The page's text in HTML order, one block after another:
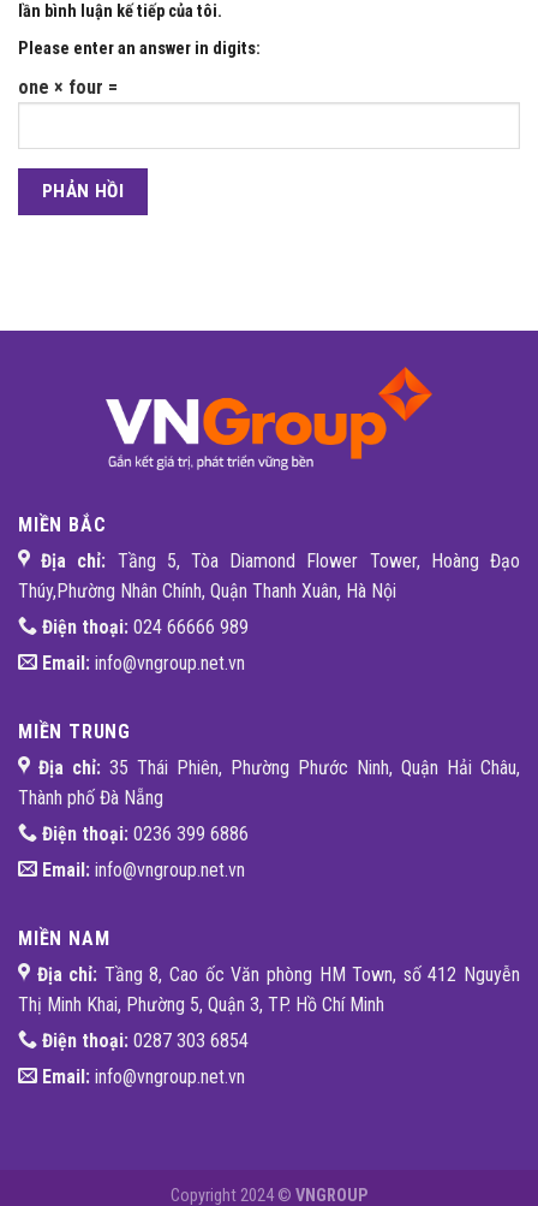
lần bình luận kế tiếp của tôi.
Please enter an answer in digits:
one × four =
MIỀN BẮC
Địa chỉ: Tầng 5, Tòa Diamond Flower Tower, Hoàng Đạo
Thúy,Phường Nhân Chính, Quận Thanh Xuân, Hà Nội
Điện thoại: 024 66666 989
Email: info@vngroup.net.vn
MIỀN TRUNG
Địa chỉ: 35 Thái Phiên, Phường Phước Ninh, Quận Hải Châu,
Thành phố Đà Nẵng
Điện thoại: 0236 399 6886
Email: info@vngroup.net.vn
MIỀN NAM
Địa chỉ: Tầng 8, Cao ốc Văn phòng HM Town, số 412 Nguyễn
Thị Minh Khai, Phường 5, Quận 3, TP. Hồ Chí Minh
Điện thoại: 0287 303 6854
Email: info@vngroup.net.vn
Copyright 2024 © VNGROUP